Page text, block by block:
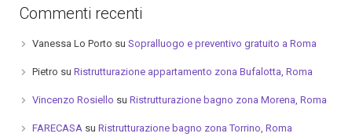
Commenti recenti
Vanessa Lo Porto su Sopralluogo e preventivo gratuito a Roma
Pietro su Ristrutturazione appartamento zona Bufalotta, Roma
Vincenzo Rosiello su Ristrutturazione bagno zona Morena, Roma
FARECASAsu Ristrutturazione bagno zona Torrino, Roma